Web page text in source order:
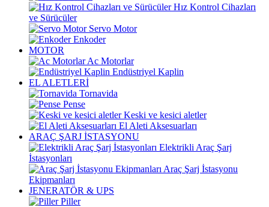
Hız Kontrol Cihazları
ve Sürücüler
Servo Motor
Enkoder
MOTOR
Ac Motorlar
Endüstriyel Kaplin
EL ALETLERİ
Tornavida
Pense
Keski ve kesici aletler
El Aleti Aksesuarları
ARAÇ ŞARJ İSTASYONU
Elektrikli Araç Şarj
İstasyonları
Araç Şarj İstasyonu
Ekipmanları
JENERATÖR & UPS
Piller